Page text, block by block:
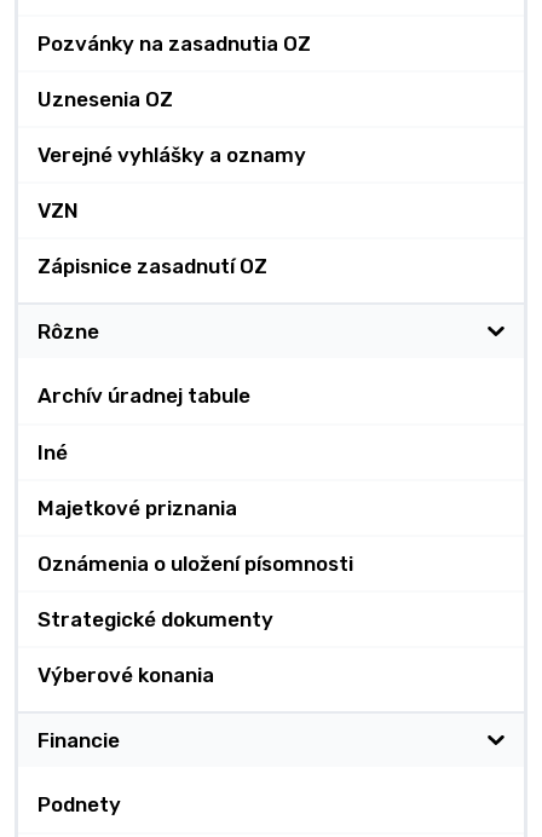
Pozvánky na zasadnutia OZ
Uznesenia OZ
Verejné vyhlášky a oznamy
VZN
Zápisnice zasadnutí OZ
Rôzne
Archív úradnej tabule
Iné
Majetkové priznania
Oznámenia o uložení písomnosti
Strategické dokumenty
Výberové konania
Financie
Podnety